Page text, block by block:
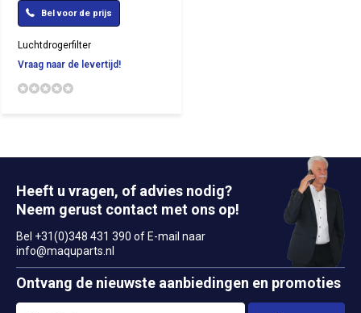
Bel voor de prijs
Luchtdrogerfilter
Vraag naar de levertijd!
Heeft u vragen, of advies nodig?
Neem gerust contact met ons op!
Bel +31(0)348 431 390 of E-mail naar
info@maquparts.nl
Ontvang de nieuwste aanbiedingen en promoties